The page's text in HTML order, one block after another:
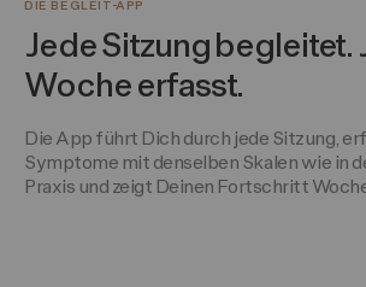
DIE BEGLEIT-APP
Jede Sitzung begleitet.
Woche erfasst.
Die App führt Dich durch jede Sitzung,
Symptome mit denselben Skalen wie in
Praxis und zeigt Deinen Fortschritt